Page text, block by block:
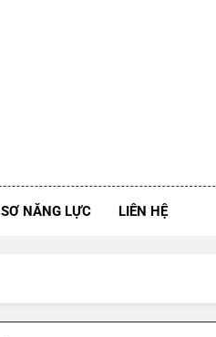
NĂNG LỰC LIÊN HỆ